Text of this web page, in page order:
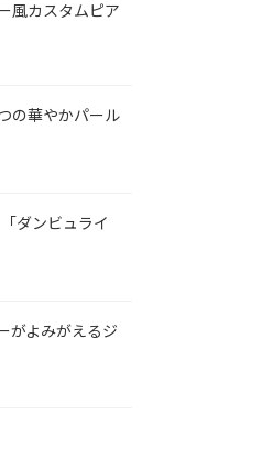
風カスタムピア
の華やかパール
ダンビュライ
がよみがえるジ